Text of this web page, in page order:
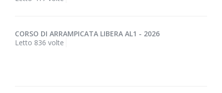
CORSO DI ARRAMPICATA LIBERA AL1 - 2026
Letto 836 volte